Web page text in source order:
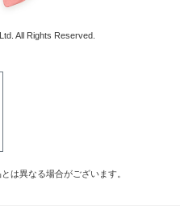
All Rights Reserved.
は異なる場合がございます。